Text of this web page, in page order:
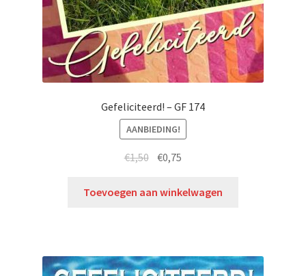
Gefeliciteerd! – GF 174
AANBIEDING!
€1,50 €0,75
Toevoegen aan winkelwagen